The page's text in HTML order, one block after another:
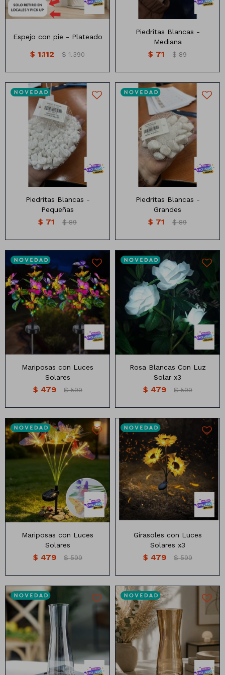
Espejo con pie - Plateado
$ 1.112 $ 1.390
Piedritas Blancas -
Mediana
$ 71 $ 89
Piedritas Blancas -
Pequeñas
$ 71 $ 89
Piedritas Blancas -
Grandes
$ 71 $ 89
Mariposas con Luces
Solares
$ 479 $ 599
3 rosas blancas
Rosa Blancas Con Luz
Solar x3
$ 479 $ 599
7 mariposas
Mariposas con Luces
Solares
$ 479 $ 599
Girasoles con Luces
Solares x3
$ 479 $ 599
Florero 26 cm de altura, 10
cm de diámetro
Florero 26 cm de altura, 10
cm de diámetro
Manteles
Sorbitos
Brillosa
Cuadradas
Soportes
Animales
Dinosaurios
Temáticos
Plantas y flores
Deco jardín
Veladoras
Guías